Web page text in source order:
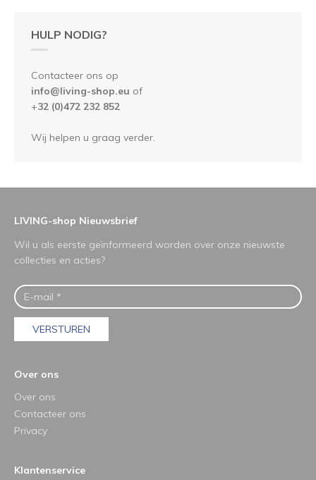
HULP NODIG?
Contacteer ons op
info@living-shop.eu of
+32 (0)472 232 852
Wij helpen u graag verder.
LIVING-shop Nieuwsbrief
Wil u als eerste geïnformeerd worden over onze nieuwste
collecties en acties?
VERSTUREN
Over ons
Over ons
Contacteer ons
Privacy
Klantenservice